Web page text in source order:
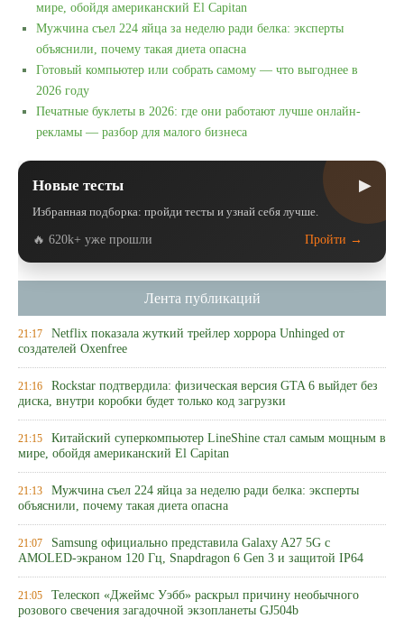
мире, обойдя американский El Capitan
Мужчина съел 224 яйца за неделю ради белка: эксперты
объяснили, почему такая диета опасна
Готовый компьютер или собрать самому — что выгоднее в
2026 году
Печатные буклеты в 2026: где они работают лучше онлайн-
рекламы — разбор для малого бизнеса
Новые тесты ▶
Избранная подборка: пройди тесты и узнай себя лучше.
🔥 620k+ уже прошли Пройти →
Лента публикаций
21:17 Netflix показала жуткий трейлер хоррора Unhinged от
создателей Oxenfree
21:16 Rockstar подтвердила: физическая версия GTA 6 выйдет без
диска, внутри коробки будет только код загрузки
21:15 Китайский суперкомпьютер LineShine стал самым мощным в
мире, обойдя американский El Capitan
21:13 Мужчина съел 224 яйца за неделю ради белка: эксперты
объяснили, почему такая диета опасна
21:07 Samsung официально представила Galaxy A27 5G с
AMOLED-экраном 120 Гц, Snapdragon 6 Gen 3 и защитой IP64
21:05 Телескоп «Джеймс Уэбб» раскрыл причину необычного
розового свечения загадочной экзопланеты GJ504b